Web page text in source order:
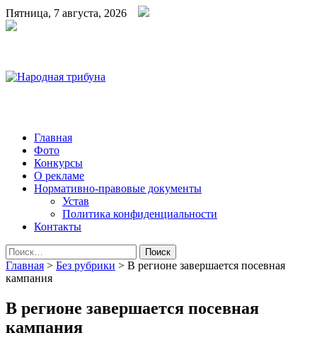
Пятница, 7 августа, 2026
Народная трибуна
Калининская районная газета
Главная
Фото
Конкурсы
О рекламе
Нормативно-правовые документы
Устав
Политика конфиденциальности
Контакты
Найти:
Главная > Без рубрики > В регионе завершается посевная
кампания
В регионе завершается посевная
кампания